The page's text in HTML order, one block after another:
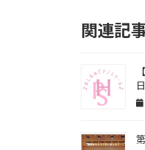
関連記